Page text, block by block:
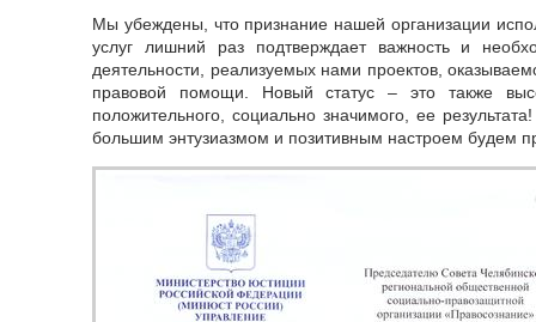
Мы убеждены, что признание нашей организации
услуг лишний раз подтверждает важность и
деятельности, реализуемых нами проектов,
правовой помощи. Новый статус – это также
положительного, социально значимого, ее
большим энтузиазмом и позитивным настроем будем